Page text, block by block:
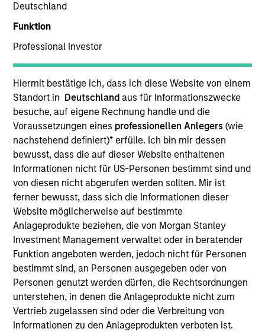
Deutschland
Funktion
Professional Investor
Hiermit bestätige ich, dass ich diese Website von einem
Standort in Deutschland aus für Informationszwecke
besuche, auf eigene Rechnung handle und die
Voraussetzungen eines professionellen Anlegers(wie
nachstehend definiert)* erfülle. Ich bin mir dessen
bewusst, dass die auf dieser Website enthaltenen
Informationen nicht für US-Personen bestimmt sind und
von diesen nicht abgerufen werden sollten. Mir ist
ferner bewusst, dass sich die Informationen dieser
Website möglicherweise auf bestimmte
Anlageprodukte beziehen, die von Morgan Stanley
Investment Management verwaltet oder in beratender
Funktion angeboten werden, jedoch nicht für Personen
bestimmt sind, an Personen ausgegeben oder von
Personen genutzt werden dürfen, die Rechtsordnungen
unterstehen, in denen die Anlageprodukte nicht zum
Vertrieb zugelassen sind oder die Verbreitung von
Informationen zu den Anlageprodukten verboten ist.
Überblick
Anlageziel
Langfristiges Wachstum Ihrer Anlage.Der Fonds
fällt in den Geltungsbereich von Artikel 9 der
europäischen Offenlegungsverordnung für
nachhaltige Geldanlagen.
Anlageansatz
Das Anlageziel des Calvert Sustainable US Equity
Select Fund ist es, langfristigen Kapitalzuwachs
(gemessen in US-Dollar) zu erzielen. Der Fonds
investiert vor allem in Unternehmen, deren
wirtschaftliche Aktivitäten globale ökologische
oder gesellschaftliche Probleme in Angriff nehmen